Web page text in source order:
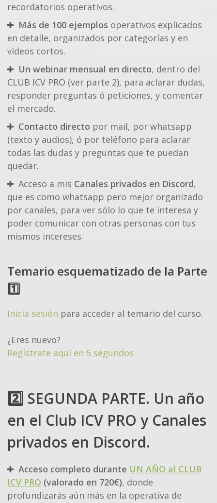
recordatorios operativos.
Más de 100 ejemplos operativos explicados
en detalle, organizados por categorías y en
vídeos cortos.
Un webinar mensual en directo, dentro del
CLUB ICV PRO (ver parte 2), para aclarar dudas,
responder preguntas ó peticiones, y comentar
el mercado.
Contacto directo por mail, por whatsapp
(texto y audios), ó por teléfono para aclarar
todas las dudas y preguntas que te puedan
quedar.
Acceso a mis Canales privados en Discord,
que es como whatsapp pero mejor organizado
por canales, para ver sólo lo que te interesa y
poder comunicar con otras personas con tus
mismos intereses.
Temario esquematizado de la Parte
1️⃣
Inicia sesión para acceder al temario del curso.
¿Eres nuevo?
Regístrate aquí en 5 segundos
2️⃣ SEGUNDA PARTE. Un año
en el Club ICV PRO y Canales
privados en Discord.
Acceso completo durante UN AÑO al CLUB
ICV PRO (valorado en 720€), donde
profundizarás aún más en la operativa de